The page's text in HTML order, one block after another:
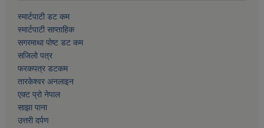
स्मार्टपाटी डट कम
स्मार्टपाटी साप्ताहिक
सगरमाथा पोष्ट डट कम
सजिलो पत्र
फरकपत्र डटकम
तारकेश्वर अनलाइन
एक्ट प्रो नेपाल
साझा पाना
उत्तरी दर्पण